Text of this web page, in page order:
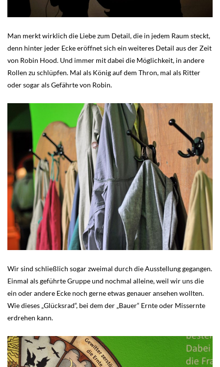
Man merkt wirklich die Liebe zum Detail, die in jedem Raum steckt,
denn hinter jeder Ecke eröffnet sich ein weiteres Detail aus der Zeit
von Robin Hood. Und immer mit dabei die Möglichkeit, in andere
Rollen zu schlüpfen. Mal als König auf dem Thron, mal als Ritter
oder sogar als Gefährte von Robin.
Wir sind schließlich sogar zweimal durch die Ausstellung gegangen.
Einmal als geführte Gruppe und nochmal alleine, weil wir uns die
ein oder andere Ecke noch gerne etwas genauer ansehen wollten.
Wie dieses „Glücksrad“, bei dem der „Bauer“ Ernte oder Missernte
erdrehen kann.